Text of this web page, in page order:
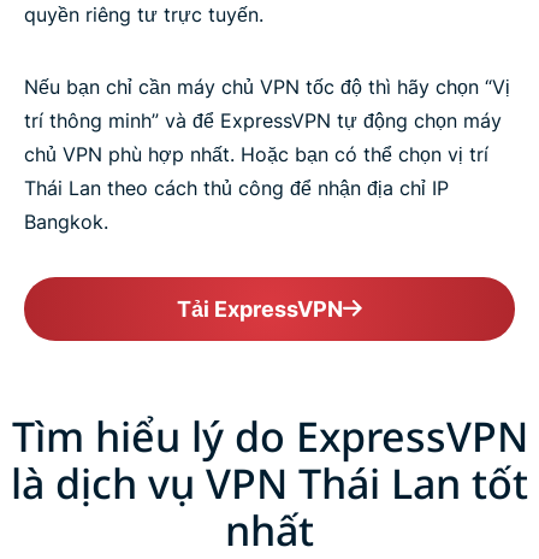
quyền riêng tư trực tuyến.
Nếu bạn chỉ cần máy chủ VPN tốc độ thì hãy chọn “Vị
trí thông minh” và để ExpressVPN tự động chọn máy
chủ VPN phù hợp nhất. Hoặc bạn có thể chọn vị trí
Thái Lan theo cách thủ công để nhận địa chỉ IP
Bangkok.
Tải ExpressVPN
Tìm hiểu lý do ExpressVPN
là dịch vụ VPN Thái Lan tốt
nhất